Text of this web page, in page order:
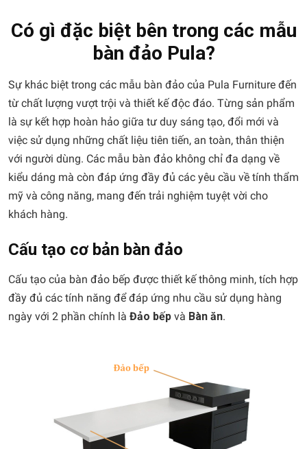
Có gì đặc biệt bên trong các mẫu
bàn đảo Pula?
Sự khác biệt trong các mẫu bàn đảo của Pula Furniture đến
từ chất lượng vượt trội và thiết kế độc đáo. Từng sản phẩm
là sự kết hợp hoàn hảo giữa tư duy sáng tạo, đổi mới và
việc sử dụng những chất liệu tiên tiến, an toàn, thân thiện
với người dùng. Các mẫu bàn đảo không chỉ đa dạng về
kiểu dáng mà còn đáp ứng đầy đủ các yêu cầu về tính thẩm
mỹ và công năng, mang đến trải nghiệm tuyệt vời cho
khách hàng.
Cấu tạo cơ bản bàn đảo
Cấu tạo của bàn đảo bếp được thiết kế thông minh, tích hợp
đầy đủ các tính năng để đáp ứng nhu cầu sử dụng hàng
ngày với 2 phần chính là Đảo bếp và Bàn ăn.